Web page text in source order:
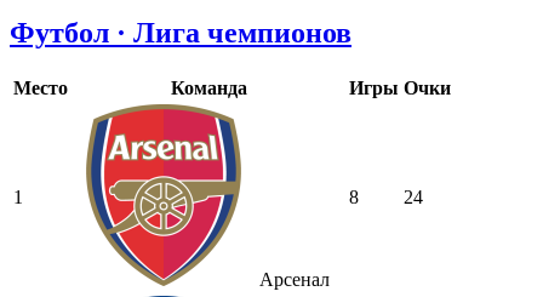
Футбол · Лига чемпионов
Место Команда Игры Очки
1
Арсенал
8 24